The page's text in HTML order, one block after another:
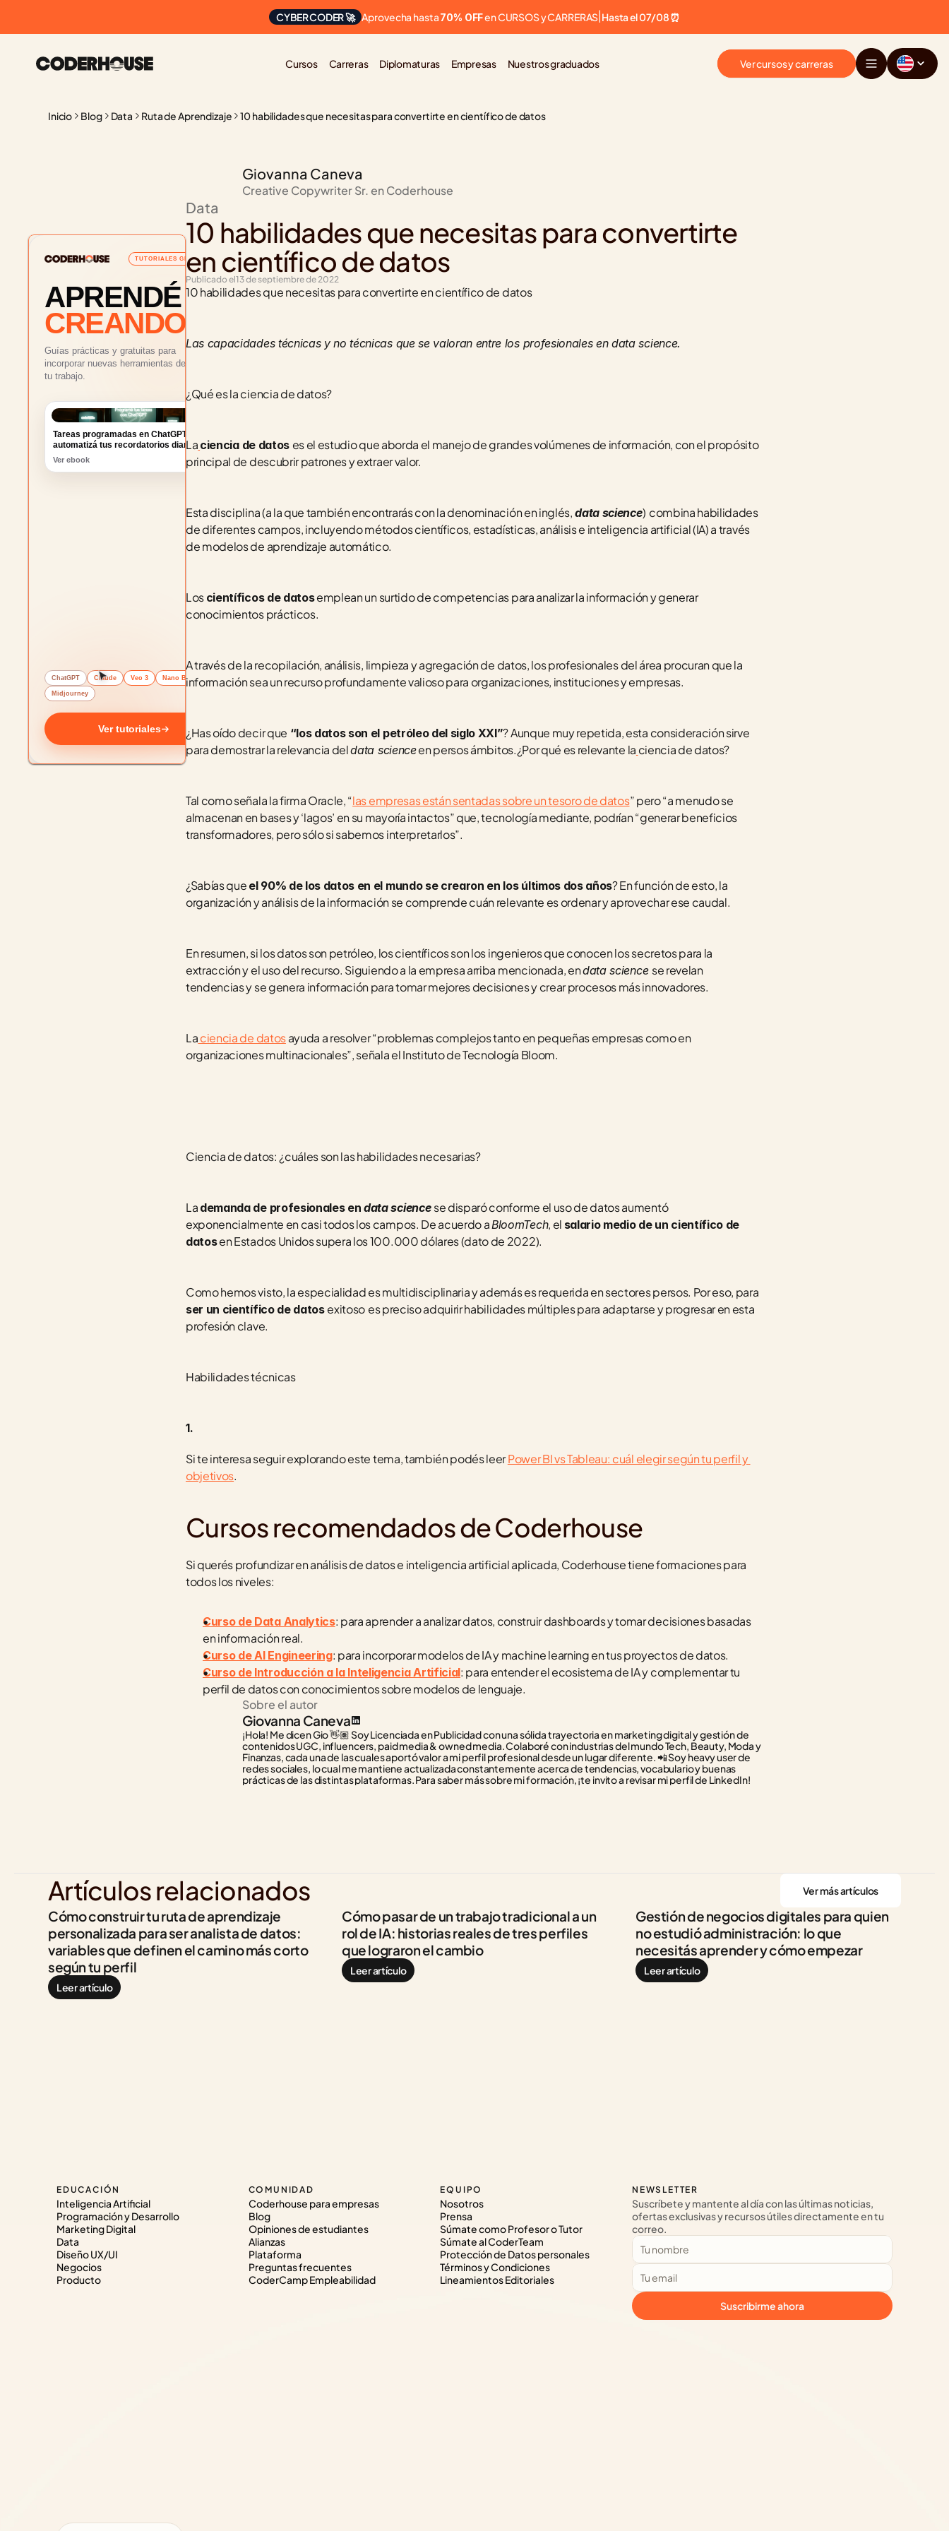
CYBER CODER 🚀 Aprovecha hasta 70% OFF en CURSOS y CARRERAS Hasta el 07/08 ⏰
Cursos Carreras Diplomaturas Empresas Nuestros graduados Ver cursos y carreras
Inicio Blog Data Ruta de Aprendizaje 10 habilidades que necesitas para convertirte en científico de datos
TUTORIALES GRATUITOS
APRENDÉ
CREANDO
Guías prácticas y gratuitas para
incorporar nuevas herramientas de IA a
tu trabajo.
Tareas programadas en ChatGPT:
Ver ebook
ChatGPT Claude Veo 3 Nano Banana
Midjourney
Ver tutoriales
Giovanna Caneva
Creative Copywriter Sr. en Coderhouse
Data
10 habilidades que necesitas para convertirte
en científico de datos
Publicado el13 de septiembre de 2022
10 habilidades que necesitas para convertirte en científico de datos
Las capacidades técnicas y no técnicas que se valoran entre los profesionales en data science.
¿Qué es la ciencia de datos?
La ciencia de datos es el estudio que aborda el manejo de grandes volúmenes de información, con el propósito
principal de descubrir patrones y extraer valor.
Esta disciplina (a la que también encontrarás con la denominación en inglés, data science) combina habilidades
de diferentes campos, incluyendo métodos científicos, estadísticas, análisis e inteligencia artificial (IA) a través
de modelos de aprendizaje automático.
Los científicos de datos emplean un surtido de competencias para analizar la información y generar
conocimientos prácticos.
A través de la recopilación, análisis, limpieza y agregación de datos, los profesionales del área procuran que la
información sea un recurso profundamente valioso para organizaciones, instituciones y empresas.
¿Has oído decir que “los datos son el petróleo del siglo XXI”? Aunque muy repetida, esta consideración sirve
para demostrar la relevancia del data science en persos ámbitos.¿Por qué es relevante la ciencia de datos?
Tal como señala la firma Oracle, “las empresas están sentadas sobre un tesoro de datos” pero “a menudo se
almacenan en bases y ‘lagos’ en su mayoría intactos” que, tecnología mediante, podrían “generar beneficios
transformadores, pero sólo si sabemos interpretarlos”.
¿Sabías que el 90% de los datos en el mundo se crearon en los últimos dos años? En función de esto, la
organización y análisis de la información se comprende cuán relevante es ordenar y aprovechar ese caudal.
En resumen, si los datos son petróleo, los científicos son los ingenieros que conocen los secretos para la
extracción y el uso del recurso. Siguiendo a la empresa arriba mencionada, en data science se revelan
tendencias y se genera información para tomar mejores decisiones y crear procesos más innovadores.
La ciencia de datos ayuda a resolver “problemas complejos tanto en pequeñas empresas como en
organizaciones multinacionales”, señala el Instituto de Tecnología Bloom.
Ciencia de datos: ¿cuáles son las habilidades necesarias?
La demanda de profesionales en data science se disparó conforme el uso de datos aumentó
exponencialmente en casi todos los campos. De acuerdo a BloomTech, el salario medio de un científico de
datos en Estados Unidos supera los 100.000 dólares (dato de 2022).
ser un científico de datos exitoso es preciso adquirir habilidades múltiples para adaptarse y progresar en esta
profesión clave.
Habilidades técnicas
1.
Si te interesa seguir explorando este tema, también podés leer Power BI vs Tableau: cuál elegir según tu perfil y
objetivos.
Cursos recomendados de Coderhouse
Si querés profundizar en análisis de datos e inteligencia artificial aplicada, Coderhouse tiene formaciones para
todos los niveles:
Curso de Data Analytics: para aprender a analizar datos, construir dashboards y tomar decisiones basadas
en información real.
Curso de AI Engineering: para incorporar modelos de IA y machine learning en tus proyectos de datos.
Curso de Introducción a la Inteligencia Artificial: para entender el ecosistema de IA y complementar tu
perfil de datos con conocimientos sobre modelos de lenguaje.
Sobre el autor
Giovanna Caneva
¡Hola! Me dicen Gio 👋🏽 Soy Licenciada en Publicidad con una sólida trayectoria en marketing digital y gestión de
contenidos UGC, influencers, paid media & owned media. Colaboré con industrias del mundo Tech, Beauty, Moda y
Finanzas, cada una de las cuales aportó valor a mi perfil profesional desde un lugar diferente. 📲 Soy heavy user de
redes sociales, lo cual me mantiene actualizada constantemente acerca de tendencias, vocabulario y buenas
prácticas de las distintas plataformas. Para saber más sobre mi formación, ¡te invito a revisar mi perfil de LinkedIn!
Artículos relacionados Ver más artículos
Cómo construir tu ruta de aprendizaje
personalizada para ser analista de datos:
variables que definen el camino más corto
según tu perfil
Leer artículo
Cómo pasar de un trabajo tradicional a un
rol de IA: historias reales de tres perfiles
que lograron el cambio
Leer artículo
Gestión de negocios digitales para quien
no estudió administración: lo que
necesitás aprender y cómo empezar
Leer artículo
EDUCACIÓN
Inteligencia Artificial
Programación y Desarrollo
Marketing Digital
Data
Diseño UX/UI
Negocios
Producto
COMUNIDAD
Coderhouse para empresas
Blog
Opiniones de estudiantes
Alianzas
Plataforma
Preguntas frecuentes
CoderCamp Empleabilidad
EQUIPO
Nosotros
Prensa
Súmate como Profesor o Tutor
Súmate al CoderTeam
Protección de Datos personales
Términos y Condiciones
Lineamientos Editoriales
NEWSLETTER
Suscríbete y mantente al día con las últimas noticias,
ofertas exclusivas y recursos útiles directamente en tu
correo.
Suscribirme ahora
Select Language